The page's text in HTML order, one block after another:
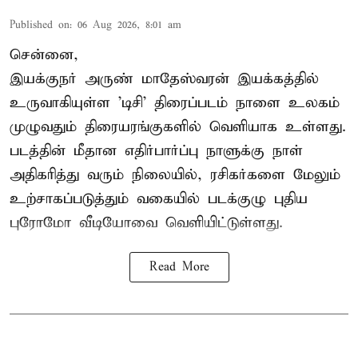
Published on: 06 Aug 2026, 8:01 am
சென்னை,
இயக்குநர் அருண் மாதேஸ்வரன் இயக்கத்தில்
உருவாகியுள்ள 'டிசி' திரைப்படம் நாளை உலகம்
முழுவதும் திரையரங்குகளில் வெளியாக உள்ளது.
படத்தின் மீதான எதிர்பார்ப்பு நாளுக்கு நாள்
அதிகரித்து வரும் நிலையில், ரசிகர்களை மேலும்
உற்சாகப்படுத்தும் வகையில் படக்குழு புதிய
புரோமோ வீடியோவை வெளியிட்டுள்ளது.
Read More